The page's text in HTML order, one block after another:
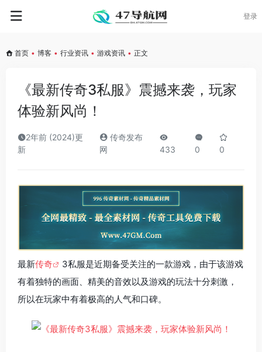
登录
首页 • 博客 • 行业资讯 • 游戏资讯 • 正文
《最新传奇3私服》震撼来袭，玩家
体验新风尚！
2年前 (2024)更
新
传奇发布
网
433 0 0
最新传奇
3私服是近期备受关注的一款游戏，由于该游戏
有着独特的画面、精美的音效以及游戏的玩法十分刺激，
所以在玩家中有着极高的人气和口碑。